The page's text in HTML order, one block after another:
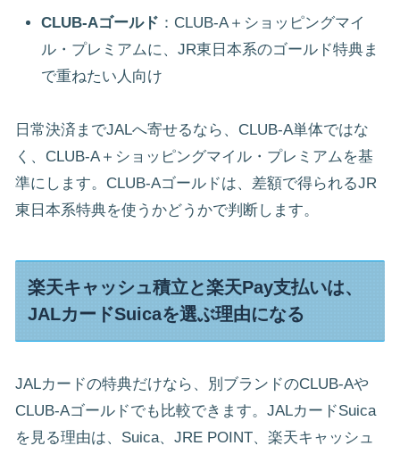
CLUB-Aゴールド ：CLUB-A＋ショッピングマイ
ル・プレミアムに、JR東日本系のゴールド特典ま
で重ねたい人向け
日常決済までJALへ寄せるなら、CLUB-A単体ではな
く、CLUB-A＋ショッピングマイル・プレミアムを基
準にします。CLUB-Aゴールドは、差額で得られるJR
東日本系特典を使うかどうかで判断します。
楽天キャッシュ積立と楽天Pay支払いは、
JALカードSuicaを選ぶ理由になる
JALカードの特典だけなら、別ブランドのCLUB-Aや
CLUB-Aゴールドでも比較できます。JALカードSuica
を見る理由は、Suica、JRE POINT、楽天キャッシュ